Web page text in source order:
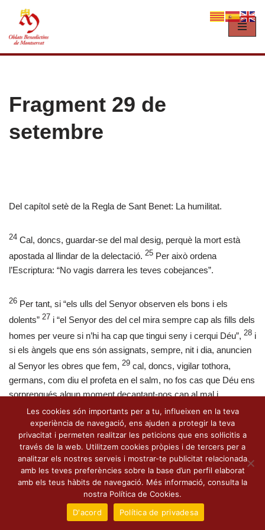
al
Fragment 29 de
setembre
Del capítol setè de la Regla de Sant Benet: La humilitat.
24 Cal, doncs, guardar-se del mal desig, perquè la mort està
apostada al llindar de la delectació. 25 Per això ordena
l’Escriptura: “No vagis darrera les teves cobejances”.
26 Per tant, si “els ulls del Senyor observen els bons i els
dolents” 27 i “el Senyor des del cel mira sempre cap als fills dels
homes per veure si n’hi ha cap que tingui seny i cerqui Déu”, 28 i
si els àngels que ens són assignats, sempre, nit i dia, anuncien
al Senyor les obres que fem, 29 cal, doncs, vigilar tothora,
germans, com diu el profeta en el salm, no fos cas que Déu ens
sorprengués algun moment decantant-nos cap al mal i
esdevinguts inútils”, 30i, perdonant-nos en aquesta vida, perquè
és bo i espera que ens convertim en millor, ens digui un dia:
“Vas fer això, i jo vaig callar”.
Les cookies són importants per a tu, influeixen en la teva
experiència de navegació, ens ajuden a protegir la teva
privacitat i permeten realitzar les peticions que ens sol·licitis a
través de la web. Utilitzem cookies pròpies i de tercers per a
analitzar els nostres serveis i mostrar-te publicitat relacionada
amb les teves preferències sobre la base d’un perfil elaborat
amb els teus hàbits de navegació. Més informació, consulta la
nostra Política de Cookies.
D'acord
Política de privadesa